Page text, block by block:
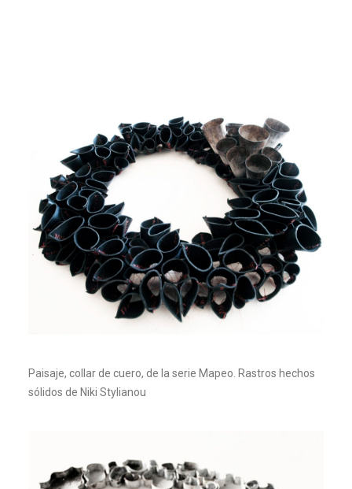
Paisaje, collar de cuero, de la serie Mapeo. Rastros hechos
sólidos de Niki Stylianou